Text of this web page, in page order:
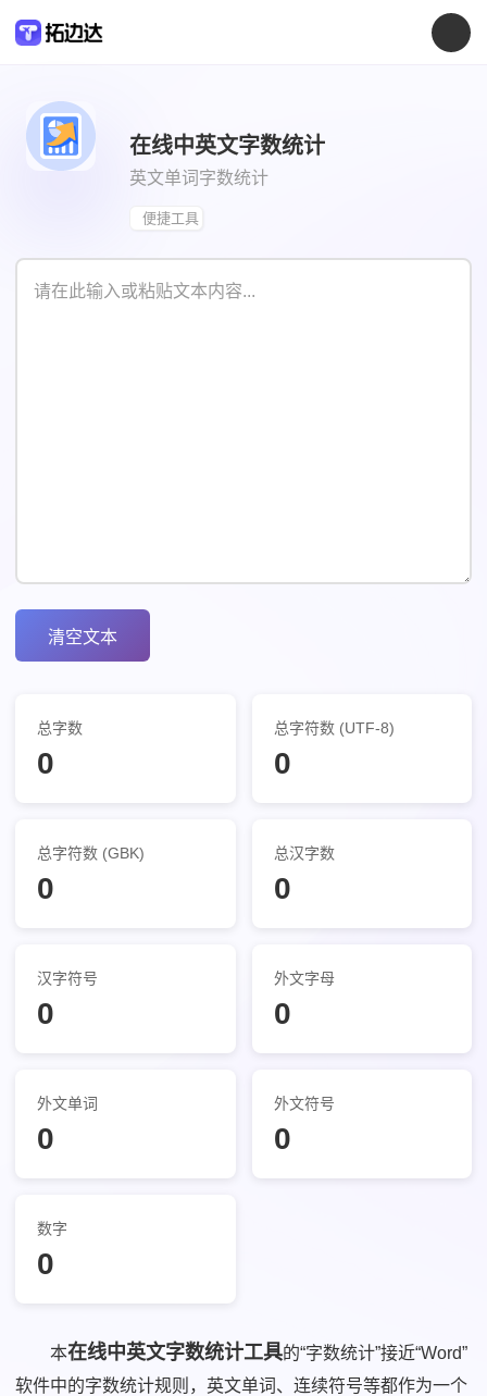
在线中英文字数统计
英文单词字数统计
便捷工具
清空文本
总字数
0
总字符数 (UTF-8)
0
总字符数 (GBK)
0
总汉字数
0
汉字符号
0
外文字母
0
外文单词
0
外文符号
0
数字
0
本在线中英文字数统计工具的“字数统计”接近“Word”
软件中的字数统计规则，英文单词、连续符号等都作为一个